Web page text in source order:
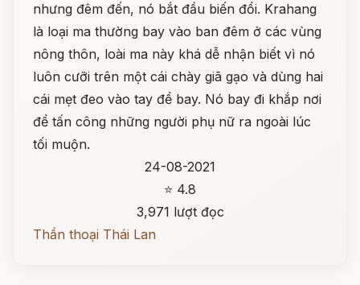
nhưng đêm đến, nó bắt đầu biến đổi. Krahang
là loại ma thường bay vào ban đêm ở các vùng
nông thôn, loài ma này khá dễ nhận biết vì nó
luôn cưỡi trên một cái chày giã gạo và dùng hai
cái mẹt đeo vào tay để bay. Nó bay đi khắp nơi
để tấn công những người phụ nữ ra ngoài lúc
tối muộn.
24-08-2021
⭐ 4.8
3,971 lượt đọc
Thần thoại Thái Lan